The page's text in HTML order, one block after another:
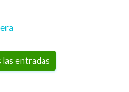
entradas